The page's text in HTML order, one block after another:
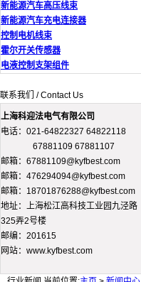
新能源汽车高压线束
新能源汽车充电连接器
控制电机线束
霍尔开关传感器
电液控制支架组件
联系我们 / Contact Us
上海科迎法电气有限公司
电话：021-64822327 64822118
67881109 67881107
邮箱：67881109@kyfbest.com
邮箱：476294094@kyfbest.com
邮箱：18701876288@kyfbest.com
地址：上海松江高科技工业园九泾路
325弄2号楼
邮编：201615
网站：www.kyfbest.com